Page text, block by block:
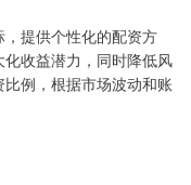
提供个性化的配资方
收益潜力，同时降低风
例，根据市场波动和账